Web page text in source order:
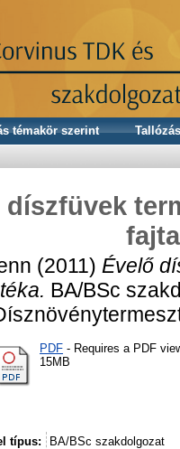
témakör szerint
díszfüvek
(2011) Évelő
BA/BSc
PDF - Requires a PDF
15MB
típus:
BA/BSc szakdolgozat